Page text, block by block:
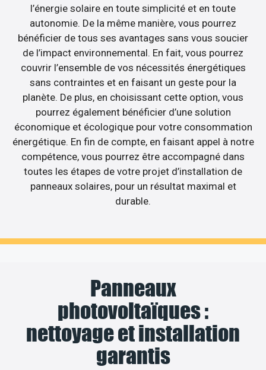
l’énergie solaire en toute simplicité et en toute
autonomie. De la même manière, vous pourrez
bénéficier de tous ses avantages sans vous soucier
de l’impact environnemental. En fait, vous pourrez
couvrir l’ensemble de vos nécessités énergétiques
sans contraintes et en faisant un geste pour la
planète. De plus, en choisissant cette option, vous
pourrez également bénéficier d’une solution
économique et écologique pour votre consommation
énergétique. En fin de compte, en faisant appel à notre
compétence, vous pourrez être accompagné dans
toutes les étapes de votre projet d’installation de
panneaux solaires, pour un résultat maximal et
durable.
Panneaux
photovoltaïques :
nettoyage et installation
garantis